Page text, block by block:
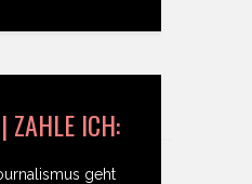
ZAHLE ICH:
geht